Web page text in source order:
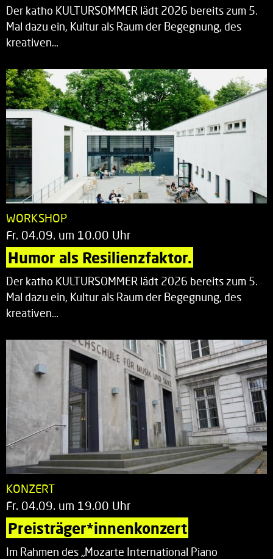
Der katho KULTURSOMMER lädt 2026 bereits zum 5.
Mal dazu ein, Kultur als Raum der Begegnung, des
kreativen…
WORKSHOP
Fr. 04.09. um 10.00 Uhr
Humor als Resilienzfaktor.
Der katho KULTURSOMMER lädt 2026 bereits zum 5.
Mal dazu ein, Kultur als Raum der Begegnung, des
kreativen…
KONZERT
Fr. 04.09. um 19.00 Uhr
Preisträger*innenkonzert
Im Rahmen des „Mozarte International Piano